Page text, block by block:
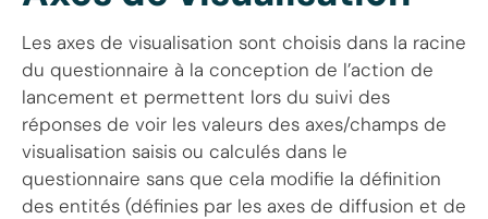
Les axes de visualisation sont choisis dans la racine
du questionnaire à la conception de l’action de
lancement et permettent lors du suivi des
réponses de voir les valeurs des axes/champs de
visualisation saisis ou calculés dans le
questionnaire sans que cela modifie la définition
des entités (définies par les axes de diffusion et de